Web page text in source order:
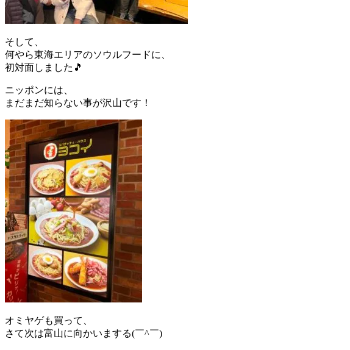
そして、
何やら東海エリアのソウルフードに、
初対面しました🎵
ニッポンには、
まだまだ知らない事が沢山です！
オミヤゲも買って、
さて次は富山に向かいまする(￣^￣)ゞ